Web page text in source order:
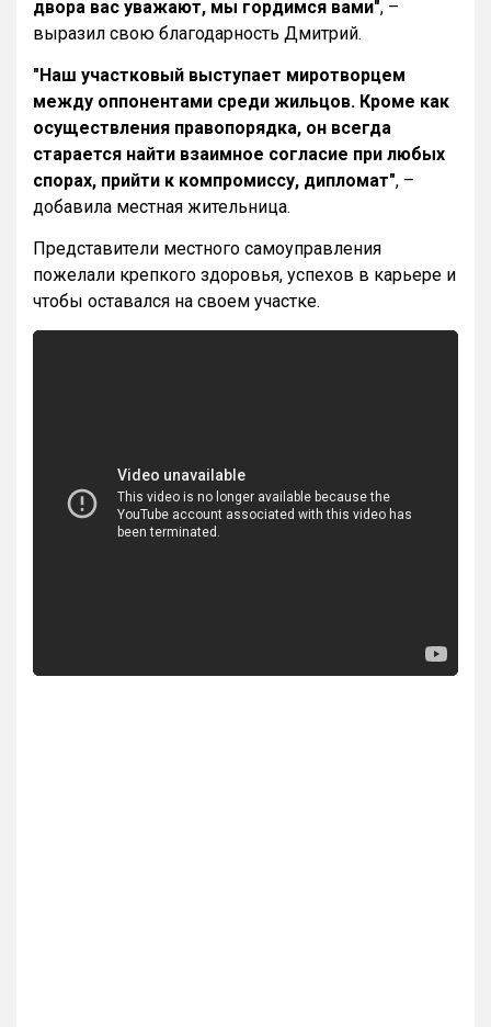
двора вас уважают, мы гордимся вами", –
выразил свою благодарность Дмитрий.
"Наш участковый выступает миротворцем
между оппонентами среди жильцов. Кроме как
осуществления правопорядка, он всегда
старается найти взаимное согласие при любых
спорах, прийти к компромиссу, дипломат", –
добавила местная жительница.
Представители местного самоуправления
пожелали крепкого здоровья, успехов в карьере и
чтобы оставался на своем участке.